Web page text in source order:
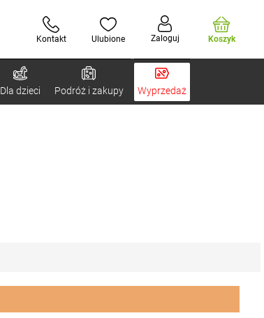
Kontakt Ulubione Zaloguj Koszyk
Dla dzieci Podróż i zakupy Wyprzedaż